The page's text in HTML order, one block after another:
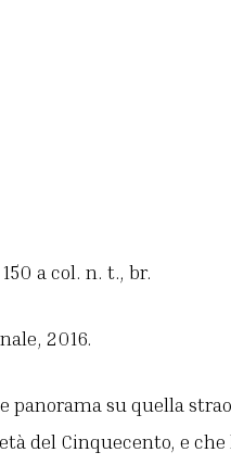
a col. n. t., br.
2016.
su quella
del Cinquecento, e